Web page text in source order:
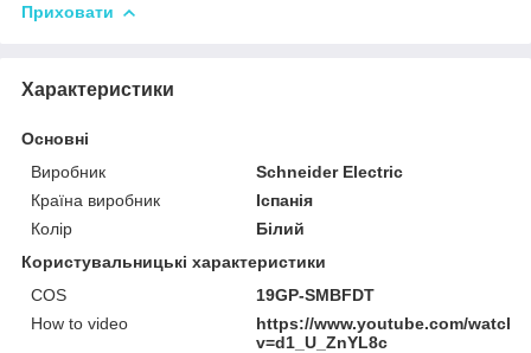
Приховати
Характеристики
Основні
Виробник
Schneider Electric
Країна виробник
Іспанія
Колір
Білий
Користувальницькі характеристики
COS
19GP-SMBFDT
How to video
https://www.youtube.com/watch?
v=d1_U_ZnYL8c